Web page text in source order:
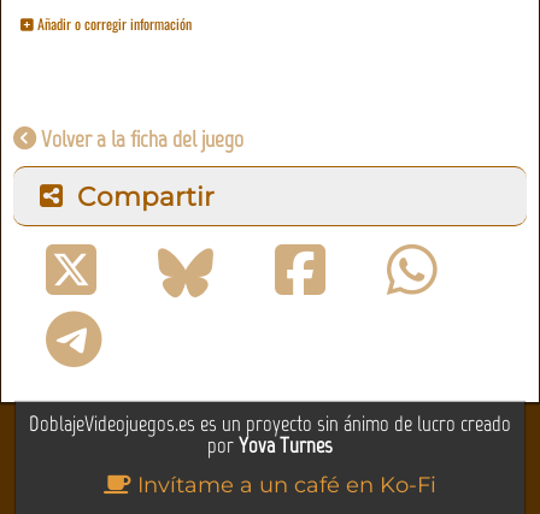
Añadir o corregir información
Volver a la ficha del juego
Compartir
DoblajeVideojuegos.es es un proyecto sin ánimo de lucro creado
porYova Turnes
Invítame a un café en Ko-Fi